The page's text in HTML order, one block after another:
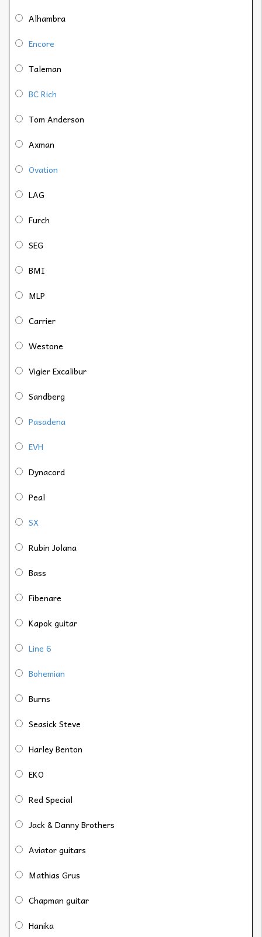
Alhambra
Encore
Taleman
BC Rich
Tom Anderson
Axman
Ovation
LAG
Furch
SEG
BMI
MLP
Carrier
Westone
Vigier Excalibur
Sandberg
Pasadena
EVH
Dynacord
Peal
SX
Rubin Jolana
Bass
Fibenare
Kapok guitar
Line 6
Bohemian
Burns
Seasick Steve
Harley Benton
EKO
Red Special
Jack & Danny Brothers
Aviator guitars
Mathias Grus
Chapman guitar
Hanika